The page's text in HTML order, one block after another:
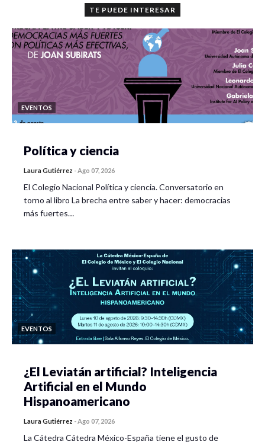
TE PUEDE INTERESAR
EVENTOS
Política y ciencia
Laura Gutiérrez -Ago 07, 2026
El Colegio Nacional Política y ciencia. Conversatorio en
torno al libro La brecha entre saber y hacer: democracias
más fuertes…
EVENTOS
¿El Leviatán artificial? Inteligencia
Artificial en el Mundo
Hispanoamericano
Laura Gutiérrez -Ago 07, 2026
La Cátedra Cátedra México-España tiene el gusto de